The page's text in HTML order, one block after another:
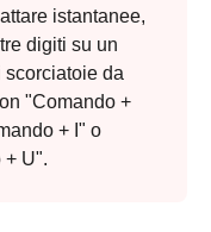
istantanee,
digiti su un
scorciatoie da
"Comando +
+ I" o
+ U".